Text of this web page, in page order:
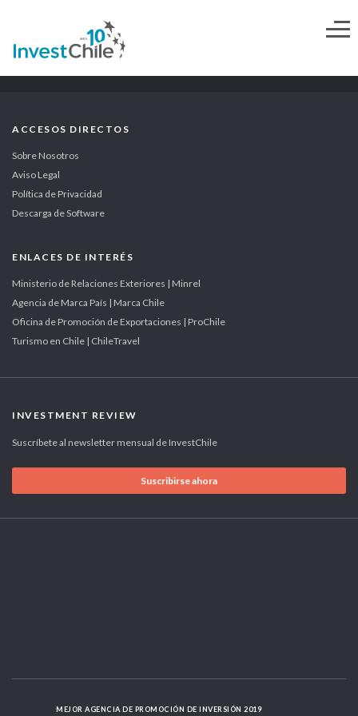
ACCESOS DIRECTOS
Sobre Nosotros
Aviso Legal
Política de Privacidad
Descarga de Software
ENLACES DE INTERÉS
Ministerio de Relaciones Exteriores | Minrel
Agencia de Marca País | Marca Chile
Oficina de Promoción de Exportaciones | ProChile
Turismo en Chile | ChileTravel
INVESTMENT REVIEW
Suscríbete al newsletter mensual de InvestChile
Suscribirse ahora
MEJOR AGENCIA DE PROMOCIÓN DE INVERSIÓN 2019